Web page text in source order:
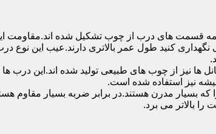
قسمت های درب از چوب تشکیل شده اند.مقاومت
کنید طول عمر بالاتری دارند.عیب این نوع
ها نیز از چوب های طبیعی تولید شده اند.این درب ها
نیز استفاده شده است.
بسیار مدرن هستند.در برابر ضربه بسیار مقاوم
بالاتر می برد.